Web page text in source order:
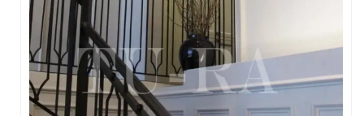
FERFORJE PERGOLA & FERFORJE SUNDURMA
FERFORJE ÇARDAK VE KAMELYA MODELLERİ
FERFORJE PENCERE KORKULUK MODELLERİ
METAL RAF MODELLERİ